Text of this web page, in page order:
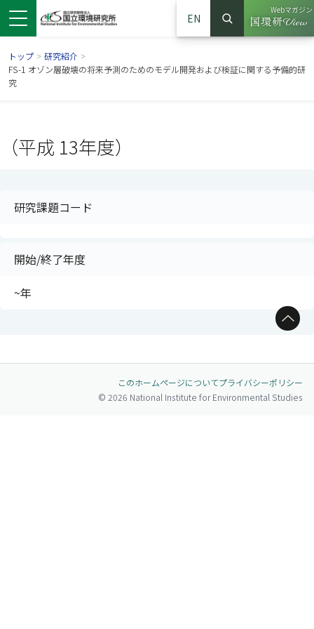
EN
サイト内検索
検索
Webマガジン
（別ウイ
トップ > 研究紹介 >
FS-1 オゾン層破壊の将来予測のためのモデル開発および検証に関する予備的研
究
（平成 13年度）
研究課題コード
開始/終了年度
~年
ページトップへ
このホームページについてプライバシーポリシー
© 2026 National Institute for Environmental Studies